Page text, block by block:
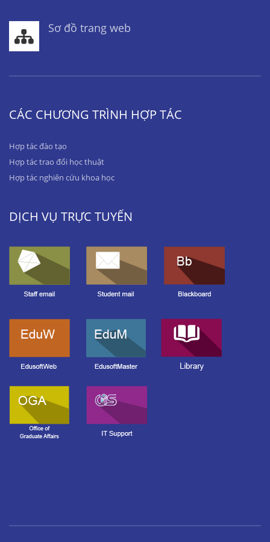
Sơ đồ trang web
CÁC CHƯƠNG TRÌNH HỢP TÁC
Hợp tác đào tạo
Hợp tác trao đổi học thuật
Hợp tác nghiên cứu khoa học
DỊCH VỤ TRỰC TUYẾN